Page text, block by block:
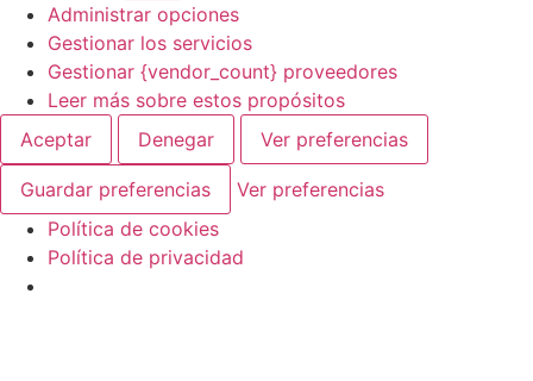
Administrar opciones
Gestionar los servicios
Gestionar {vendor_count} proveedores
Leer más sobre estos propósitos
Aceptar
Denegar Ver preferencias
Guardar preferencias
Ver preferencias
Política de cookies
Política de privacidad